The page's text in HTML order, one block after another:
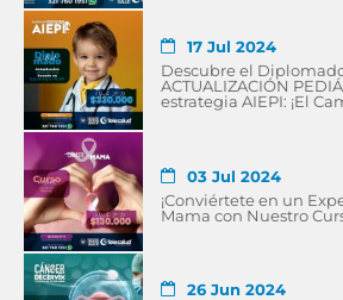
17 Jul 2024
Descubre el
ACTUALIZACIÓN
estrategia AIEPI: ¡El
03 Jul 2024
¡Conviértete en un
Mama con Nuestro
26 Jun 2024